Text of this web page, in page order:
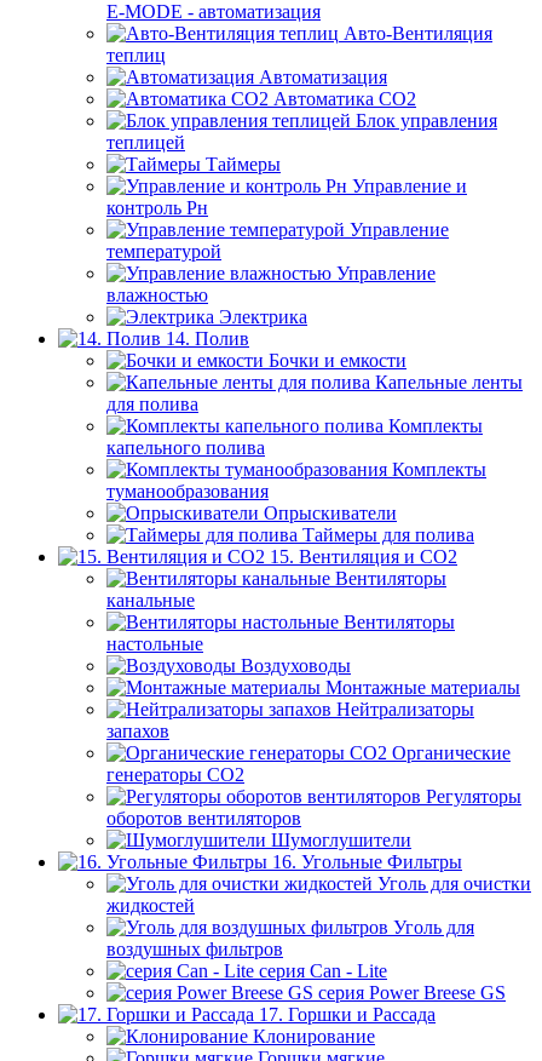
E-MODE - автоматизация
Авто-Вентиляция
теплиц
Автоматизация
Автоматика СО2
Блок управления
теплицей
Таймеры
Управление и
контроль Рн
Управление
температурой
Управление
влажностью
Электрика
14. Полив
Бочки и емкости
Капельные ленты
для полива
Комплекты
капельного полива
Комплекты
туманообразования
Опрыскиватели
Таймеры для полива
15. Вентиляция и CO2
Вентиляторы
канальные
Вентиляторы
настольные
Воздуховоды
Монтажные материалы
Нейтрализаторы
запахов
Органические
генераторы СО2
Регуляторы
оборотов вентиляторов
Шумоглушители
16. Угольные Фильтры
Уголь для очистки
жидкостей
Уголь для
воздушных фильтров
серия Can - Lite
серия Power Breese GS
17. Горшки и Рассада
Клонирование